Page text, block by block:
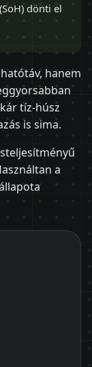
dönti el
hanem
tíz-húsz
is sima.
a